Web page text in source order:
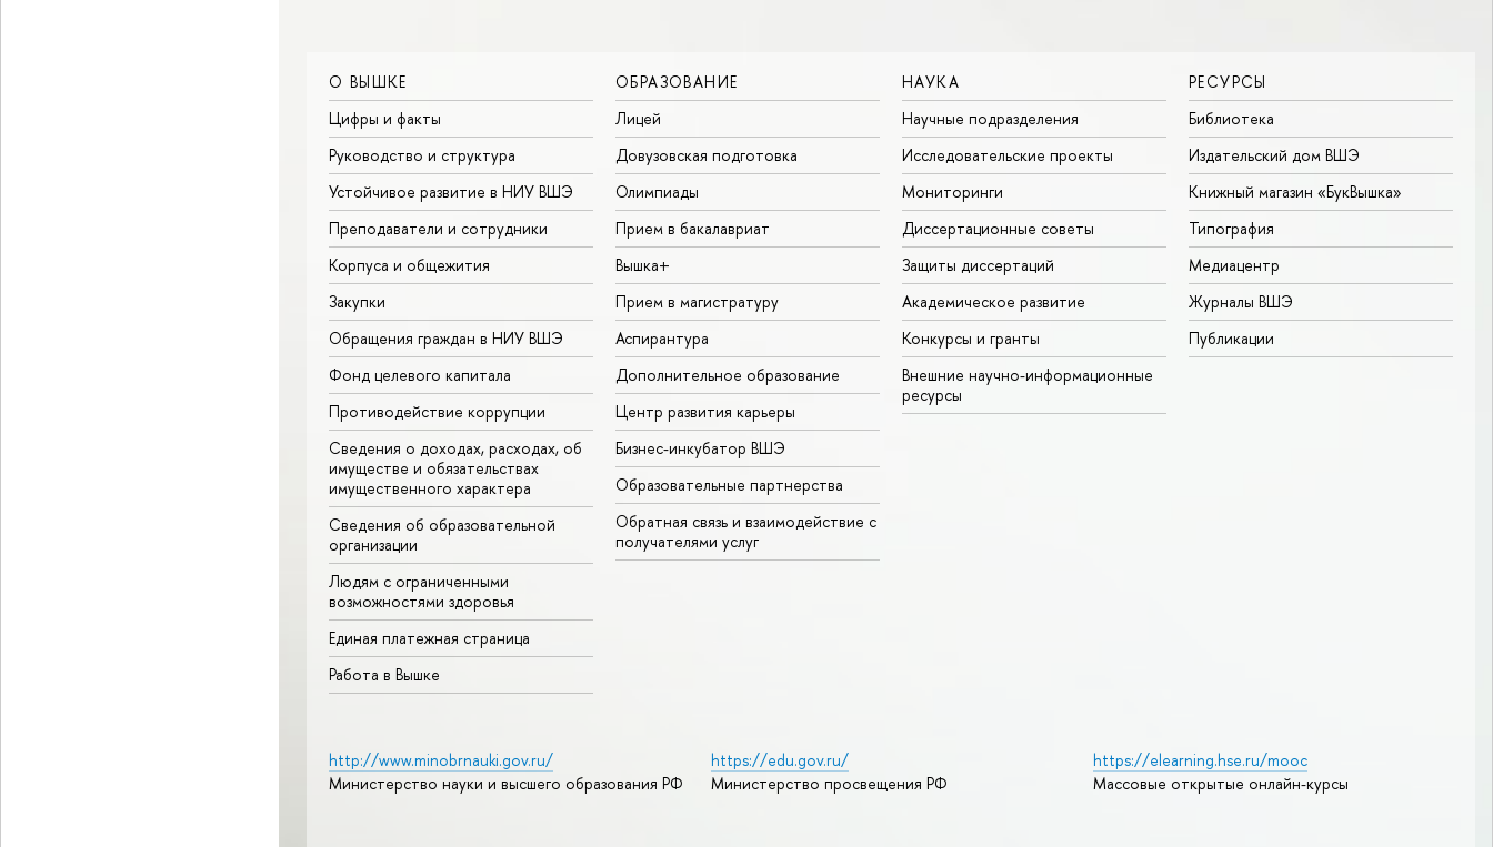
О ВЫШКЕ
Цифры и факты
Руководство и структура
Устойчивое развитие в НИУ ВШЭ
Преподаватели и сотрудники
Корпуса и общежития
Закупки
Обращения граждан в НИУ ВШЭ
Фонд целевого капитала
Противодействие коррупции
Сведения о доходах, расходах, об
имуществе и обязательствах
имущественного характера
Сведения об образовательной
организации
Людям с ограниченными
возможностями здоровья
Единая платежная страница
Работа в Вышке
ОБРАЗОВАНИЕ
Лицей
Довузовская подготовка
Олимпиады
Прием в бакалавриат
Вышка+
Прием в магистратуру
Аспирантура
Дополнительное образование
Центр развития карьеры
Бизнес-инкубатор ВШЭ
Образовательные партнерства
Обратная связь и взаимодействие с
получателями услуг
НАУКА
Научные подразделения
Исследовательские проекты
Мониторинги
Диссертационные советы
Защиты диссертаций
Академическое развитие
Конкурсы и гранты
Внешние научно-информационные
ресурсы
РЕСУРСЫ
Библиотека
Издательский дом ВШЭ
Книжный магазин «БукВышка»
Типография
Медиацентр
Журналы ВШЭ
Публикации
http://www.minobrnauki.gov.ru/
Министерство науки и высшего образования РФ
https://edu.gov.ru/
Министерство просвещения РФ
https://elearning.hse.ru/mooc
Массовые открытые онлайн-курсы